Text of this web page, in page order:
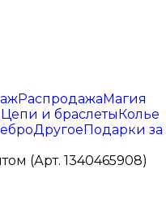
РаспродажаМагия
Цепи и браслетыКолье
ДругоеПодарки за
(Арт. 1340465908)